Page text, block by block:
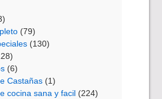
(79)
(130)
(6)
Castañas (1)
cocina sana y facil (224)